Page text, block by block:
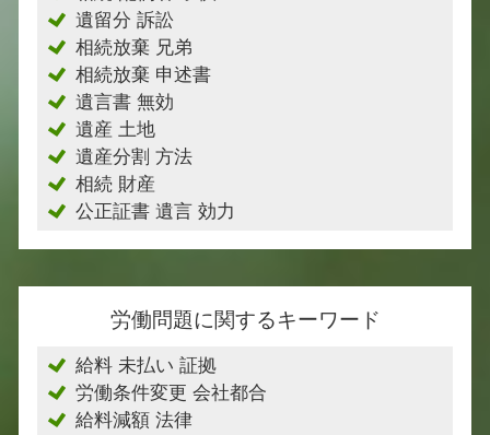
遺留分 訴訟
相続放棄 兄弟
相続放棄 申述書
遺言書 無効
遺産 土地
遺産分割 方法
相続 財産
公正証書 遺言 効力
労働問題に関するキーワード
給料 未払い 証拠
労働条件変更 会社都合
給料減額 法律